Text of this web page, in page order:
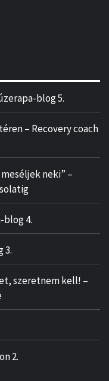
blog 5.
– Recovery coach
neki” –
blog 4.
3.
szeretnem kell! –
2.